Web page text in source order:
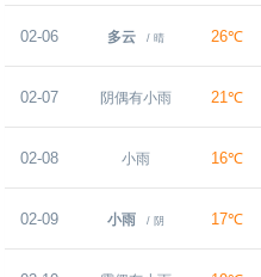
02-06 多云 / 晴 26℃
02-07 阴偶有小雨 21℃
02-08 小雨 16℃
02-09 小雨 / 阴 17℃